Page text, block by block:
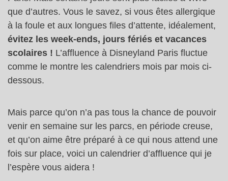
que d’autres. Vous le savez, si vous êtes allergique
à la foule et aux longues files d’attente, idéalement,
évitez les week-ends, jours fériés et vacances
scolaires ! L’affluence à Disneyland Paris fluctue
comme le montre les calendriers mois par mois ci-
dessous.
Mais parce qu’on n’a pas tous la chance de pouvoir
venir en semaine sur les parcs, en période creuse,
et qu’on aime être préparé à ce qui nous attend une
fois sur place, voici un calendrier d’affluence qui je
l’espère vous aidera !